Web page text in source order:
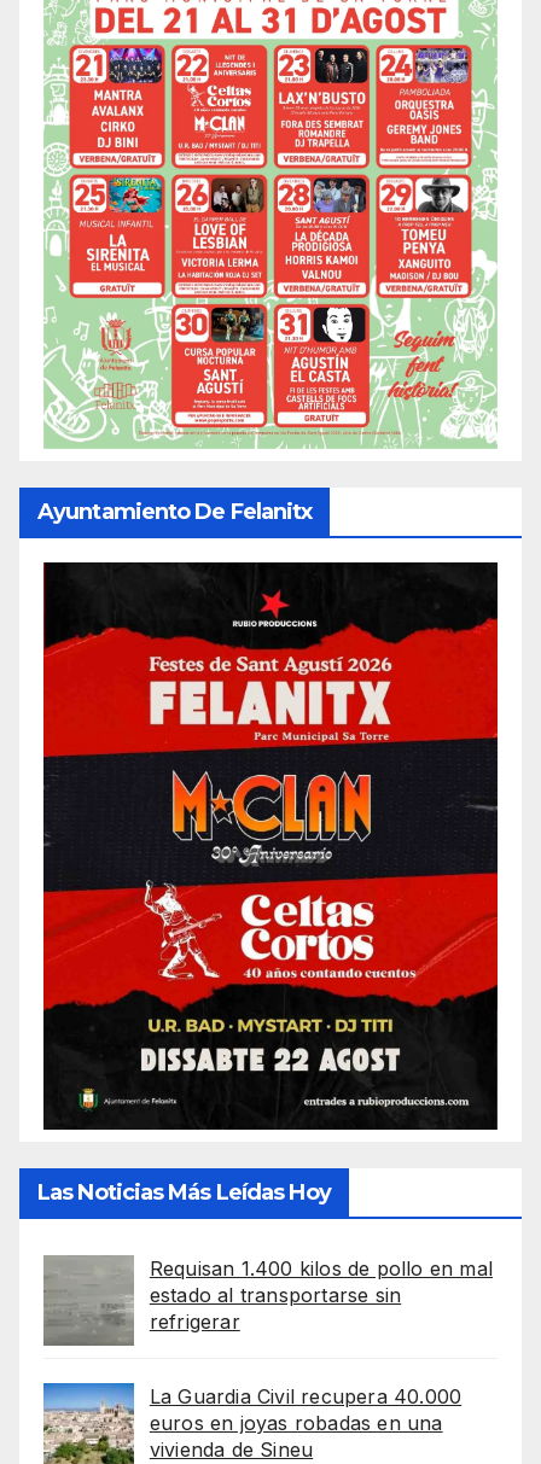
Ayuntamiento De Felanitx
Las Noticias Más Leídas Hoy
Requisan 1.400 kilos de pollo en mal
estado al transportarse sin
refrigerar
La Guardia Civil recupera 40.000
euros en joyas robadas en una
vivienda de Sineu